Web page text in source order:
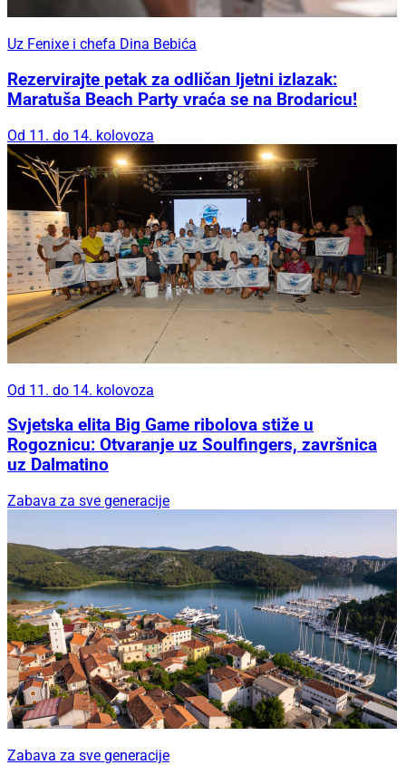
Uz Fenixe i chefa Dina Bebića
Rezervirajte petak za odličan ljetni izlazak:
Maratuša Beach Party vraća se na Brodaricu!
Od 11. do 14. kolovoza
Od 11. do 14. kolovoza
Svjetska elita Big Game ribolova stiže u
Rogoznicu: Otvaranje uz Soulfingers, završnica
uz Dalmatino
Zabava za sve generacije
Zabava za sve generacije